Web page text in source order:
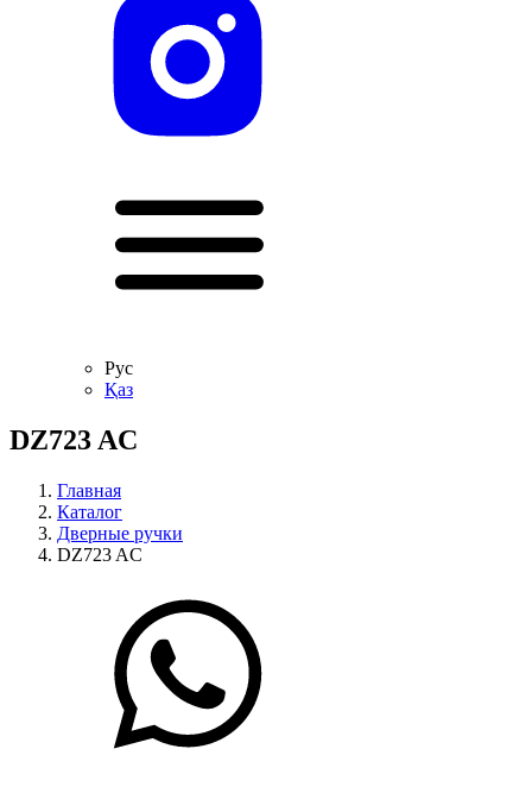
Рус
Қаз
DZ723 AC
Главная
Каталог
Дверные ручки
DZ723 AC